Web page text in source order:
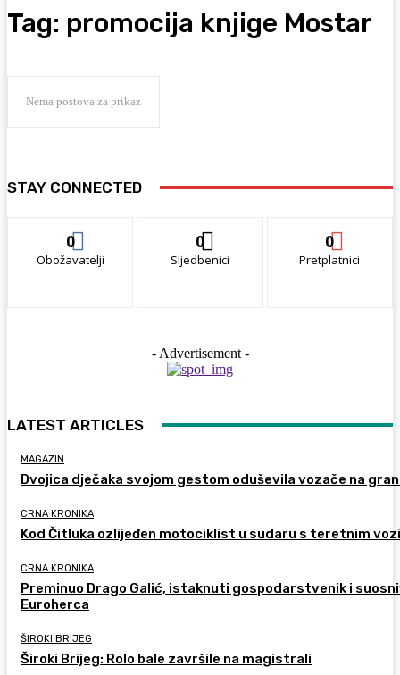
Tag: promocija knjige Mostar
Nema postova za prikaz
STAY CONNECTED
0
Obožavatelji
0
Sljedbenici
0
Pretplatnici
- Advertisement -
LATEST ARTICLES
MAGAZIN
Dvojica dječaka svojom gestom oduševila vozače na
CRNA KRONIKA
Kod Čitluka ozlijeđen motociklist u sudaru s teretnim
CRNA KRONIKA
Preminuo Drago Galić, istaknuti gospodarstvenik i
Euroherca
ŠIROKI BRIJEG
Široki Brijeg: Rolo bale završile na magistrali